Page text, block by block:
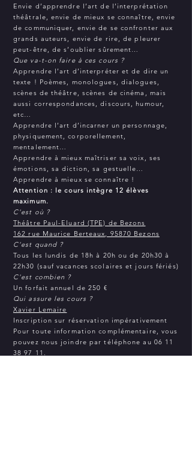
Envie d’apprendre l’art de l’interprétation
théâtrale, envie de mieux se connaître, envie
de communiquer, envie de se confronter aux
grands auteurs, envie de rire, de pleurer
peut-être, de s’oublier sûrement…
Que va-t-on faire à ces cours ?
Apprendre l’art d’interpréter et de dire un
texte ! Poèmes, monologues, dialogues,
scènes de théâtre, scènes de cinéma, mais
aussi correspondances, discours, humour,
etc…
Apprendre l’art d’incarner un personnage,
physiquement, corporellement,
mentalement…
Apprendre à mieux maîtriser sa voix, ses
émotions, sa diction, sa gestuelle…
Apprendre à mieux se connaître !
Attention : le cours intègre 12 élèves
maximum.
C'est où ?
Théâtre Paul-Eluard (TPE) de Bezons
162 rue Maurice Berteaux, 95870 Bezons
C'est quand ?
Tous les lundis de 18h à 20h ou de 20h30 à
22h30 (sauf vacances scolaires et jours fériés)
C'est combien ?
Un forfait annuel de 250 €
Qui assure les cours ?
Xavier Lemaire
Inscription sur réservation impérativement
Pour toute information complémentaire, vous
pouvez nous joindre par téléphone au 06 11
38 97 11 .